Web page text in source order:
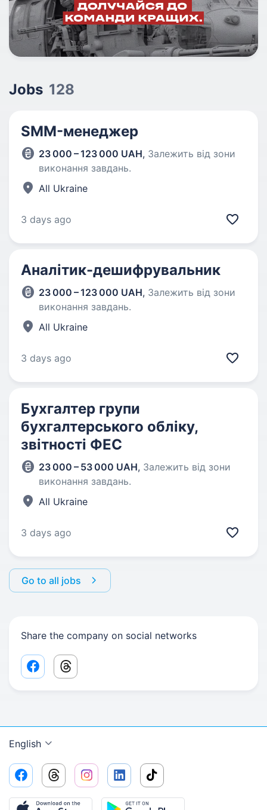
Jobs 128
SMM-менеджер
23 000 – 123 000 UAH, Залежить від зони
виконання завдань.
All Ukraine
3 days ago
Аналітик-дешифрувальник
23 000 – 123 000 UAH, Залежить від зони
виконання завдань.
All Ukraine
3 days ago
Бухгалтер групи
бухгалтерського обліку,
звітності ФЕС
23 000 – 53 000 UAH, Залежить від зони
виконання завдань.
All Ukraine
3 days ago
Go to all jobs
Share the company on social networks
Facebook share link
Threads share link
English